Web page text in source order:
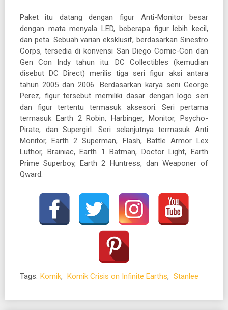
Paket itu datang dengan figur Anti-Monitor besar
dengan mata menyala LED, beberapa figur lebih kecil,
dan peta. Sebuah varian eksklusif, berdasarkan Sinestro
Corps, tersedia di konvensi San Diego Comic-Con dan
Gen Con Indy tahun itu. DC Collectibles (kemudian
disebut DC Direct) merilis tiga seri figur aksi antara
tahun 2005 dan 2006. Berdasarkan karya seni George
Perez, figur tersebut memiliki dasar dengan logo seri
dan figur tertentu termasuk aksesori. Seri pertama
termasuk Earth 2 Robin, Harbinger, Monitor, Psycho-
Pirate, dan Supergirl. Seri selanjutnya termasuk Anti
Monitor, Earth 2 Superman, Flash, Battle Armor Lex
Luthor, Brainiac, Earth 1 Batman, Doctor Light, Earth
Prime Superboy, Earth 2 Huntress, dan Weaponer of
Qward.
Tags: Komik, Komik Crisis on Infinite Earths, Stanlee